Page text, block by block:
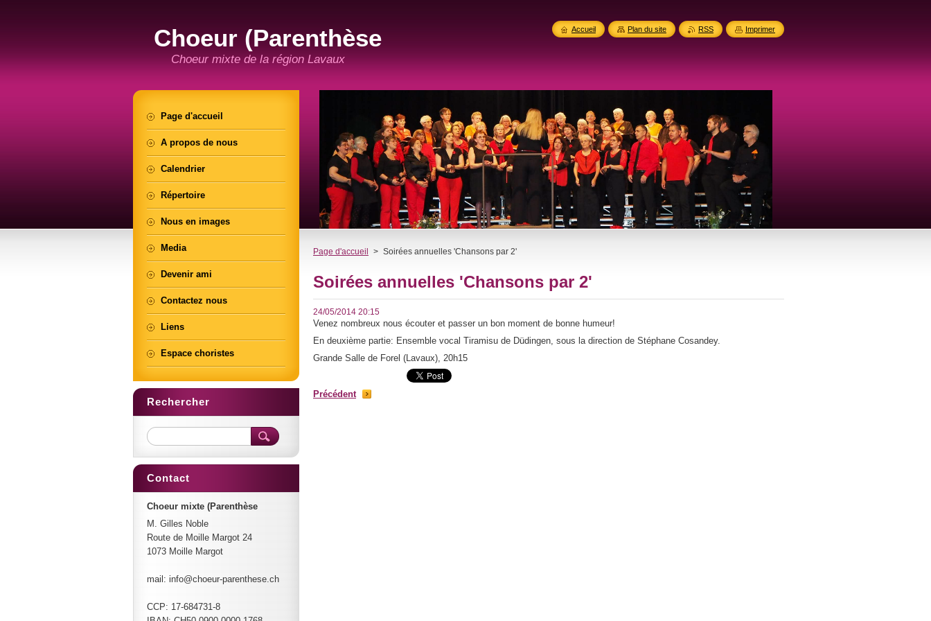
Choeur (Parenthèse
Choeur mixte de la région Lavaux
Page d'accueil > Soirées annuelles 'Chansons par 2'
Soirées annuelles 'Chansons par 2'
24/05/2014 20:15
Venez nombreux nous écouter et passer un bon moment de bonne humeur!
En deuxième partie: Ensemble vocal Tiramisu de Düdingen, sous la direction de Stéphane Cosandey.
Grande Salle de Forel (Lavaux), 20h15
Précédent
Page d'accueil
A propos de nous
Calendrier
Répertoire
Nous en images
Media
Devenir ami
Contactez nous
Liens
Espace choristes
Rechercher
Contact
Choeur mixte (Parenthèse
M. Gilles Noble
Route de Moille Margot 24
1073 Moille Margot
mail: info@choeur-parenthese.ch
CCP: 17-684731-8
Accueil Plan du site RSS Imprimer